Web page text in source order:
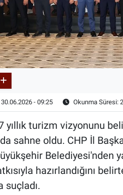
30.06.2026 - 09:25 Okunma Süresi:
yıllık turizm vizyonunu
sahne oldu. CHP İl
Belediyesi'nden
hazırlandığını
suçladı.